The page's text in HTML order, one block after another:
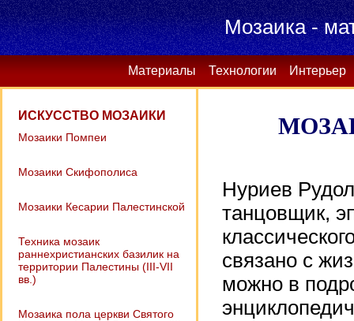
Мозаика -
Материалы Технологии Интерьер
ИСКУССТВО МОЗАИКИ
Мозаики Помпеи
Мозаики Скифополиса
Мозаики Кесарии Палестинской
Техника мозаик
раннехристианских базилик на
территории Палестины (III-VII
вв.)
Мозаика пола церкви Святого
Нуриев
танцовщик,
связано с
можно в